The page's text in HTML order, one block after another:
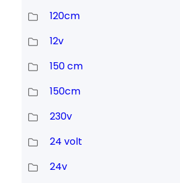
120cm
12v
150 cm
150cm
230v
24 volt
24v